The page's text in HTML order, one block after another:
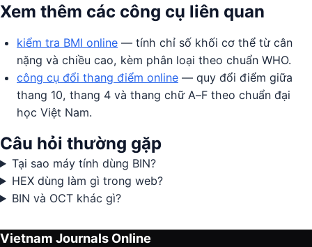
Xem thêm các công cụ liên quan
kiểm tra BMI online — tính chỉ số khối cơ thể từ cân
nặng và chiều cao, kèm phân loại theo chuẩn WHO.
công cụ đổi thang điểm online — quy đổi điểm giữa
thang 10, thang 4 và thang chữ A–F theo chuẩn đại
học Việt Nam.
Câu hỏi thường gặp
Tại sao máy tính dùng BIN?
HEX dùng làm gì trong web?
BIN và OCT khác gì?
Vietnam Journals Online